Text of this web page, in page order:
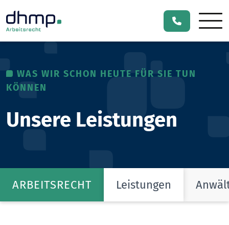
WAS WIR SCHON HEUTE FÜR SIE TUN
KÖNNEN
Unsere Leistungen
ARBEITSRECHT Leistungen